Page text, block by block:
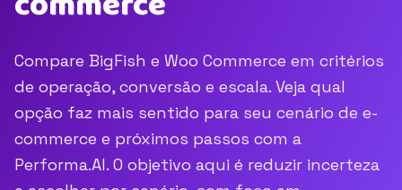
Compare BigFish e Woo Commerce em critérios
de operação, conversão e escala. Veja qual
opção faz mais sentido para seu cenário de e-
commerce e próximos passos com a
Performa.AI. O objetivo aqui é reduzir incerteza